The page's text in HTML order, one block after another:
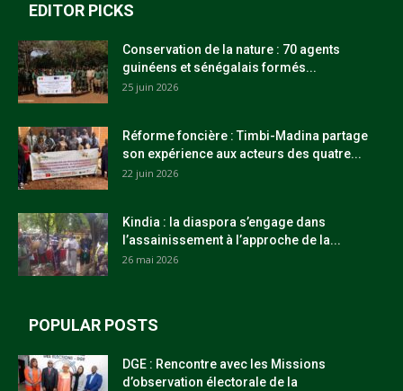
EDITOR PICKS
Conservation de la nature : 70 agents
guinéens et sénégalais formés...
25 juin 2026
Réforme foncière : Timbi-Madina partage
son expérience aux acteurs des quatre...
22 juin 2026
Kindia : la diaspora s’engage dans
l’assainissement à l’approche de la...
26 mai 2026
POPULAR POSTS
DGE : Rencontre avec les Missions
d’observation électorale de la